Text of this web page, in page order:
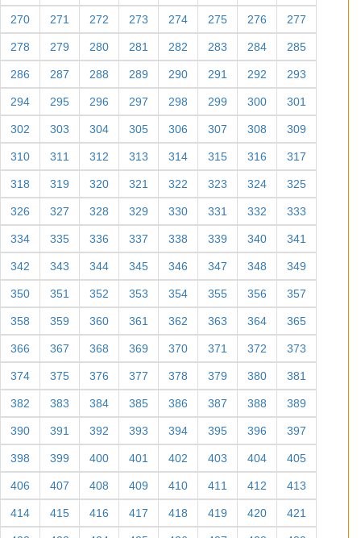
270 271 272 273 274 275 276 277
278 279 280 281 282 283 284 285
286 287 288 289 290 291 292 293
294 295 296 297 298 299 300 301
302 303 304 305 306 307 308 309
310 311 312 313 314 315 316 317
318 319 320 321 322 323 324 325
326 327 328 329 330 331 332 333
334 335 336 337 338 339 340 341
342 343 344 345 346 347 348 349
350 351 352 353 354 355 356 357
358 359 360 361 362 363 364 365
366 367 368 369 370 371 372 373
374 375 376 377 378 379 380 381
382 383 384 385 386 387 388 389
390 391 392 393 394 395 396 397
398 399 400 401 402 403 404 405
406 407 408 409 410 411 412 413
414 415 416 417 418 419 420 421